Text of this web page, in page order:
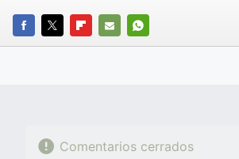
FACEBOOK
TWITTERFLIPBOARD
E-
WHATSAPP
Comentarios cerrados